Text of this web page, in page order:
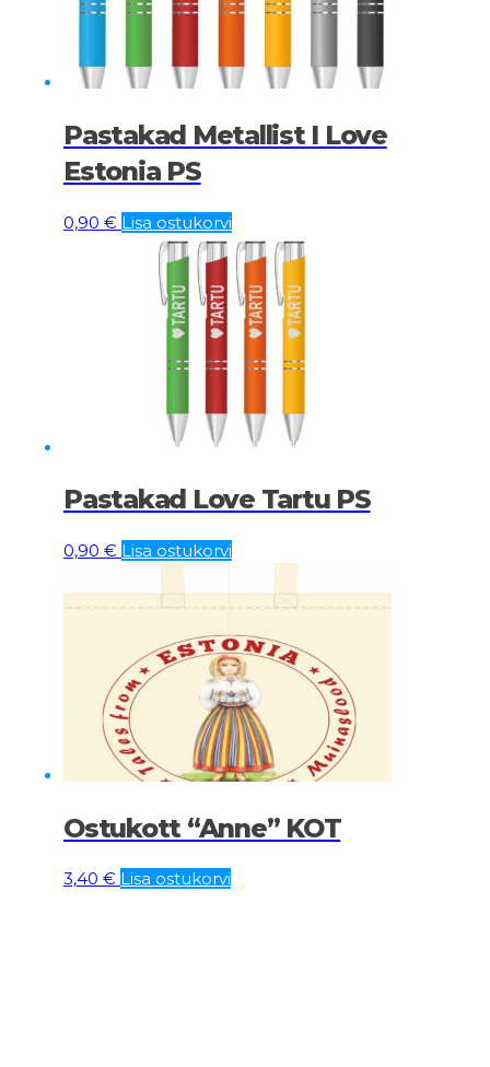
Pastakad Metallist I Love
Estonia PS
0,90 € Lisa ostukorvi
Pastakad Love Tartu PS
0,90 € Lisa ostukorvi
Ostukott “Anne” KOT
3,40 € Lisa ostukorvi